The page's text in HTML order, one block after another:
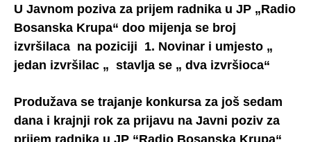
U Javnom poziva za prijem radnika u JP „Radio
Bosanska Krupa“ doo mijenja se broj
izvršilaca na poziciji 1. Novinar i umjesto „
jedan izvršilac „ stavlja se „ dva izvršioca“
Produžava se trajanje konkursa za još sedam
dana i krajnji rok za prijavu na Javni poziv za
prijem radnika u JP “Radio Bosanska Krupa“